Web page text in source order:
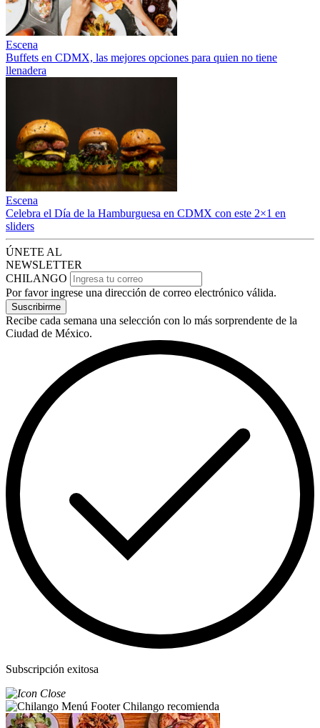
Escena
Buffets en CDMX, las mejores opciones para quien no tiene
llenadera
Escena
Celebra el Día de la Hamburguesa en CDMX con este 2×1 en
sliders
ÚNETE AL
NEWSLETTER
CHILANGO
Por favor ingrese una dirección de correo electrónico válida.
Suscribirme
Recibe cada semana una selección con lo más sorprendente de la
Ciudad de México.
Subscripción exitosa
Chilango recomienda